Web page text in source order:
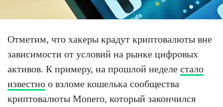
Отметим, что хакеры крадут криптовалюты вне
зависимости от условий на рынке цифровых
активов. К примеру, на прошлой неделе стало
известно о взломе кошелька сообщества
криптовалюты Monero, который закончился